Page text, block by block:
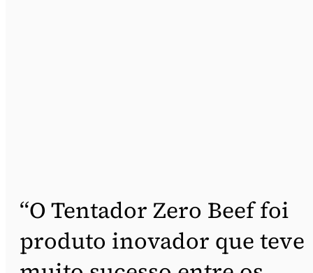
“O Tentador Zero Beef foi
produto inovador que teve